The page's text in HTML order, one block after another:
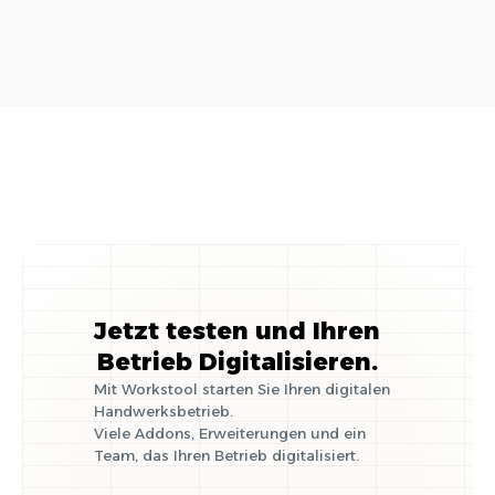
Jetzt testen und Ihren
Betrieb Digitalisieren.
Mit Workstool starten Sie Ihren digitalen
Handwerksbetrieb.
Viele Addons, Erweiterungen und ein
Team, das Ihren Betrieb digitalisiert.